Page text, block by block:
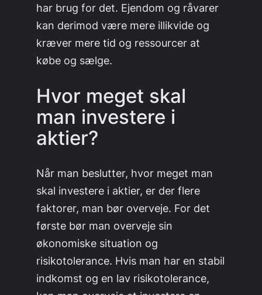
har brug for det. Ejendom og råvarer
kan derimod være mere illikvide og
kræver mere tid og ressourcer at
købe og sælge.
Hvor meget skal
man investere i
aktier?
Når man beslutter, hvor meget man
skal investere i aktier, er der flere
faktorer, man bør overveje. For det
første bør man overveje sin
økonomiske situation og
risikotolerance. Hvis man har en stabil
indkomst og en lav risikotolerance,